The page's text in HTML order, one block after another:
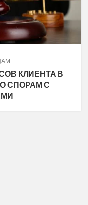
КЛИЕНТА В
СПОРАМ С